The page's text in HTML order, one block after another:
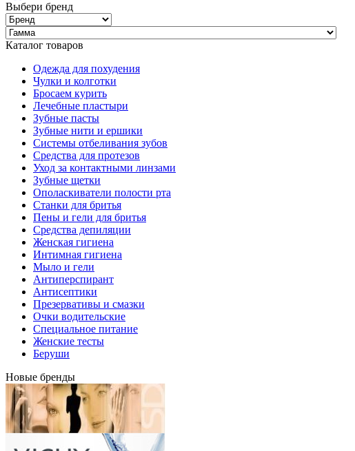
Выбери бренд
Каталог товаров
Одежда для похудения
Чулки и колготки
Бросаем курить
Лечебные пластыри
Зубные пасты
Зубные нити и ершики
Системы отбеливания зубов
Средства для протезов
Уход за контактными линзами
Зубные щетки
Ополаскиватели полости рта
Станки для бритья
Пены и гели для бритья
Средства депиляции
Женская гигиена
Интимная гигиена
Мыло и гели
Антиперспирант
Антисептики
Презервативы и смазки
Очки водительские
Специальное питание
Женские тесты
Беруши
Новые бренды